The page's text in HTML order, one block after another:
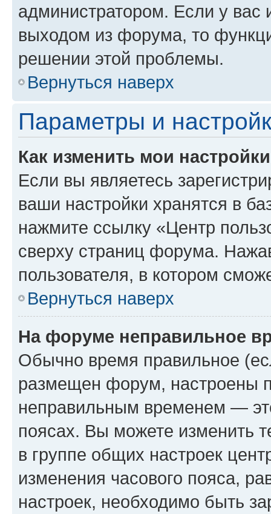
администратором. Если у
выходом из форума, то
решении этой проблемы.
Вернуться наверх
Параметры и
Как изменить мои
Если вы являетесь
ваши настройки хранятся в
нажмите ссылку «Центр
сверху страниц форума.
пользователя, в котором
Вернуться наверх
На форуме неправильное
Обычно время правильное
размещен форум, настроены
неправильным временем —
поясах. Вы можете изменить
в группе общих настроек
изменения часового пояса,
настроек, необходимо быть